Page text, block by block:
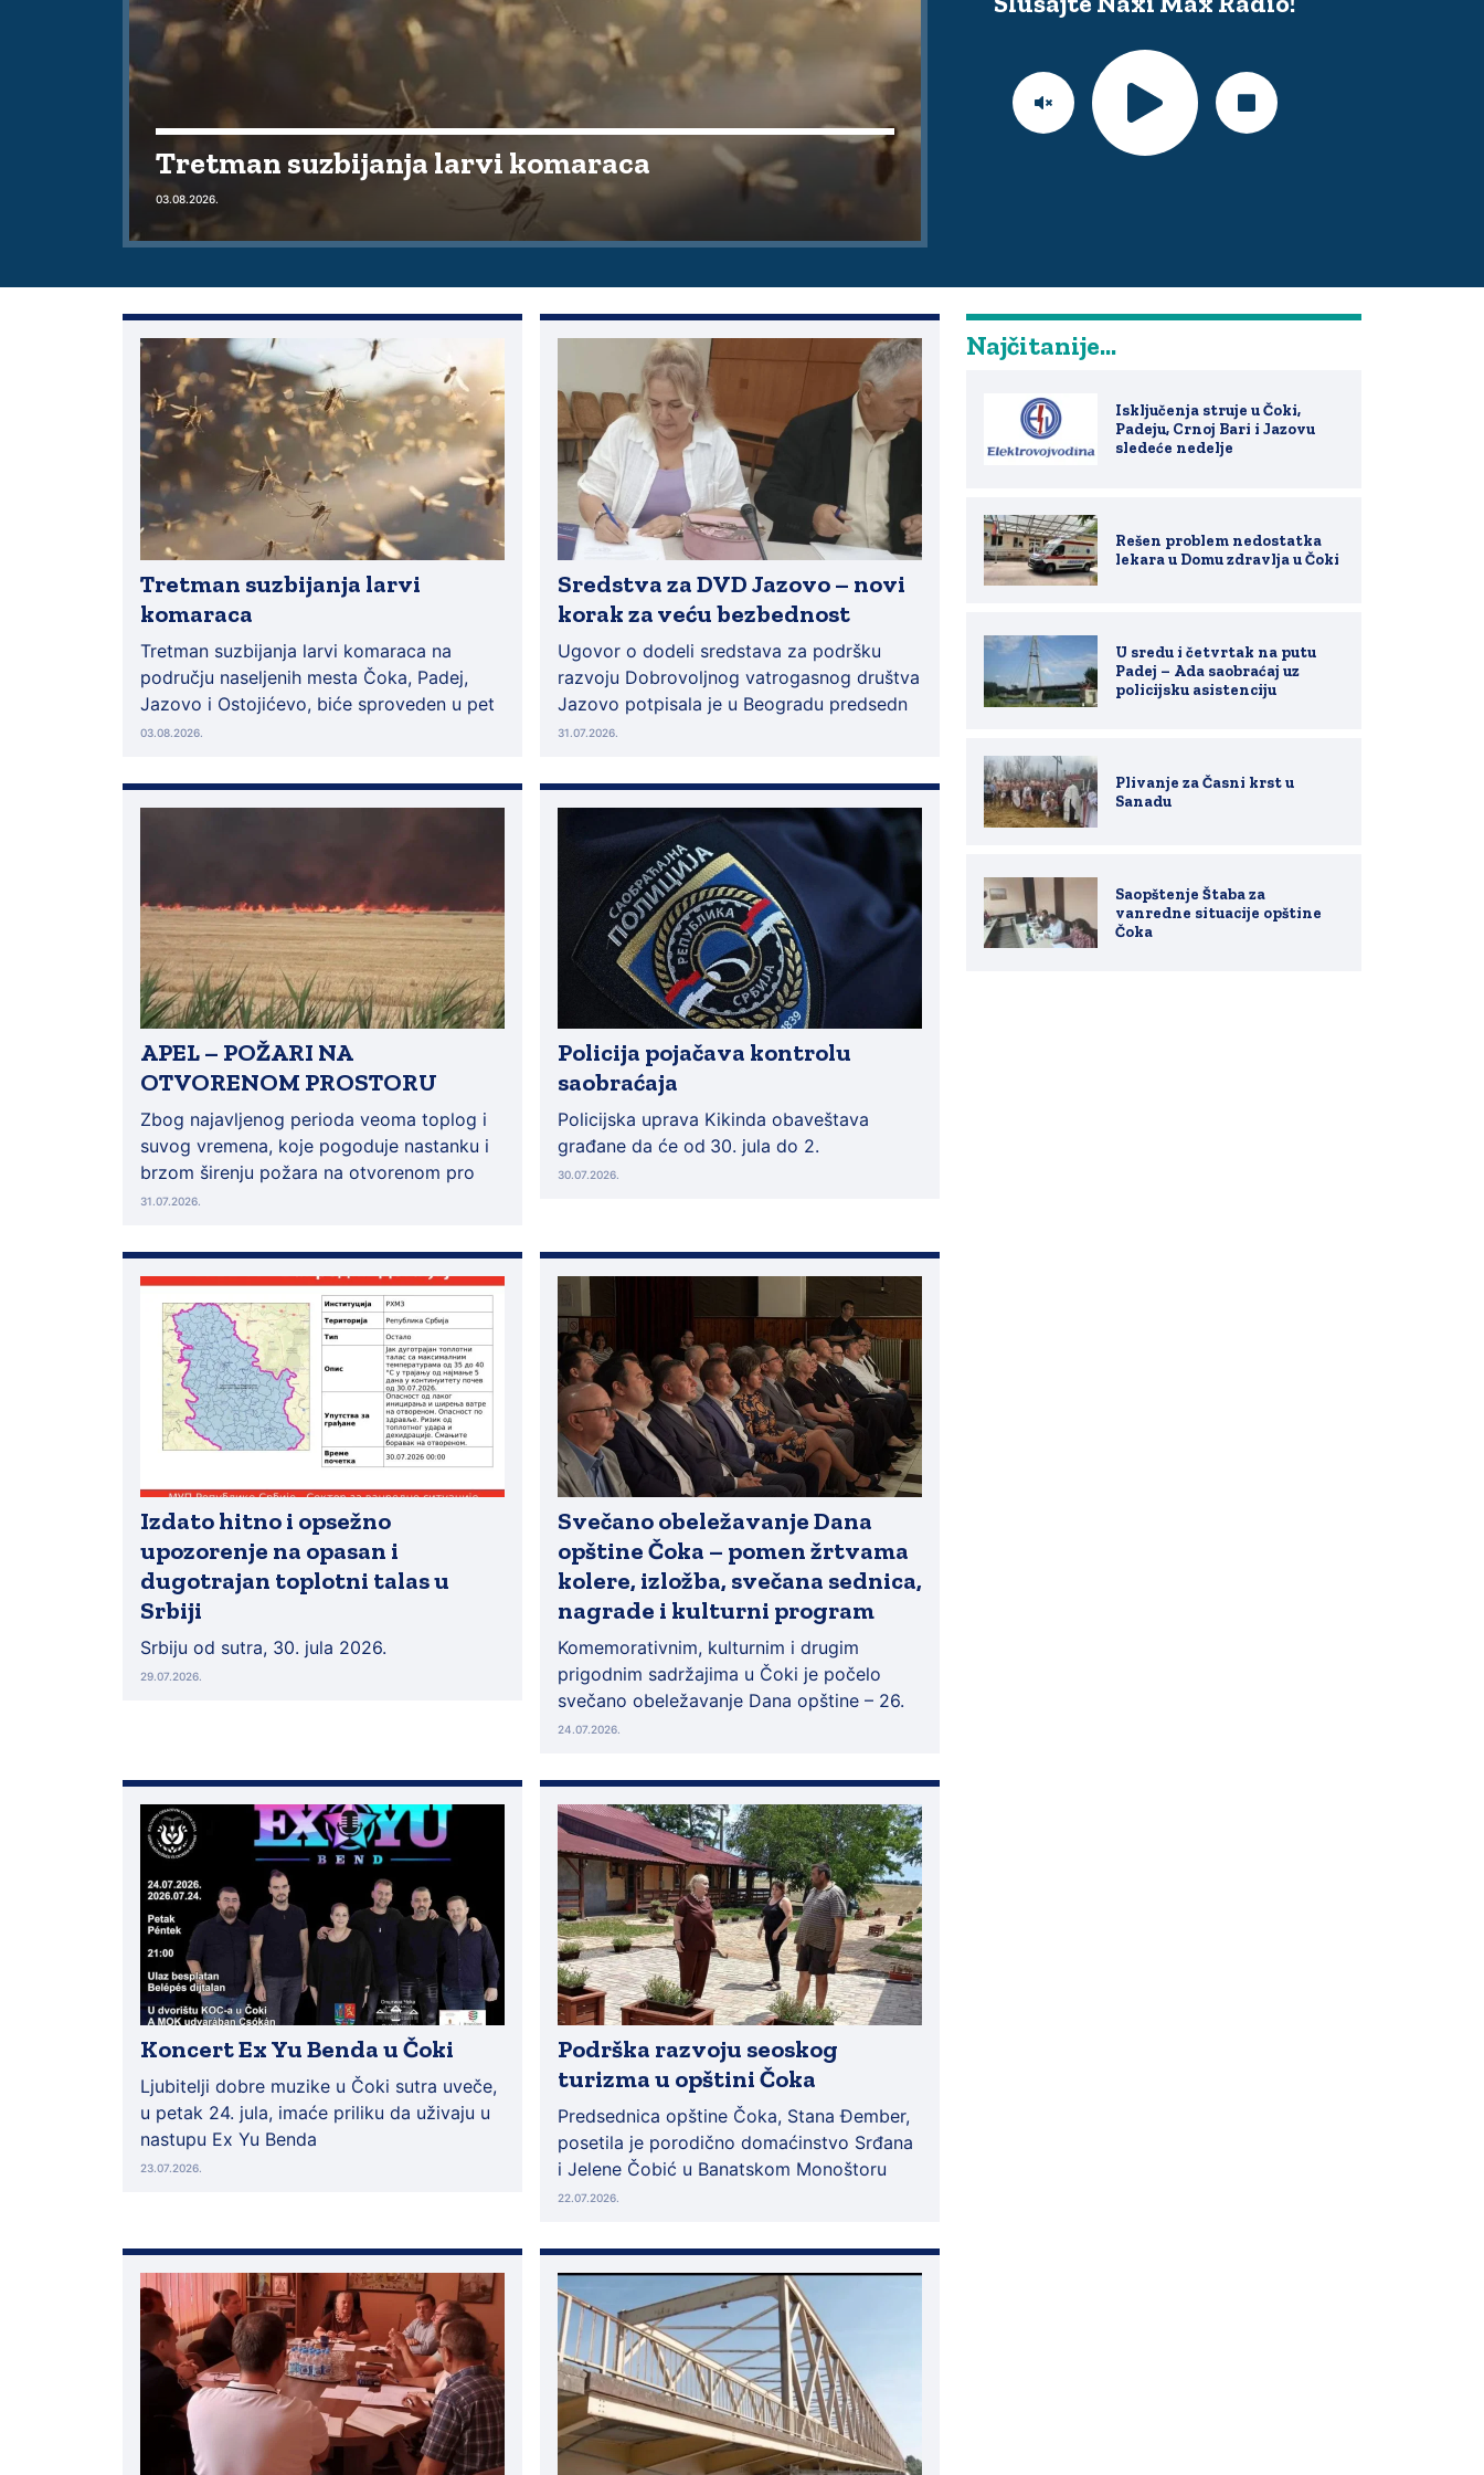
Tretman suzbijanja larvi komaraca
03.08.2026.
Tretman suzbijanja larvi
komaraca
Tretman suzbijanja larvi komaraca na
području naseljenih mesta Čoka, Padej,
Jazovo i Ostojićevo, biće sproveden u pet
03.08.2026.
Sredstva za DVD Jazovo – novi
korak za veću bezbednost
Ugovor o dodeli sredstava za podršku
razvoju Dobrovoljnog vatrogasnog društva
Jazovo potpisala je u Beogradu predsedn
31.07.2026.
APEL – POŽARI NA
OTVORENOM PROSTORU
Zbog najavljenog perioda veoma toplog i
suvog vremena, koje pogoduje nastanku i
brzom širenju požara na otvorenom pro
31.07.2026.
Policija pojačava kontrolu
saobraćaja
Policijska uprava Kikinda obaveštava
građane da će od 30. jula do 2.
30.07.2026.
Izdato hitno i opsežno
upozorenje na opasan i
dugotrajan toplotni talas u
Srbiji
Srbiju od sutra, 30. jula 2026.
29.07.2026.
Svečano obeležavanje Dana
opštine Čoka – pomen žrtvama
kolere, izložba, svečana sednica,
nagrade i kulturni program
Komemorativnim, kulturnim i drugim
prigodnim sadržajima u Čoki je počelo
svečano obeležavanje Dana opštine – 26.
24.07.2026.
Koncert Ex Yu Benda u Čoki
Ljubitelji dobre muzike u Čoki sutra uveče,
u petak 24. jula, imaće priliku da uživaju u
nastupu Ex Yu Benda
23.07.2026.
Podrška razvoju seoskog
turizma u opštini Čoka
Predsednica opštine Čoka, Stana Đember,
posetila je porodično domaćinstvo Srđana
i Jelene Čobić u Banatskom Monoštoru
22.07.2026.
Najčitanije...
Isključenja struje u Čoki,
Padeju, Crnoj Bari i Jazovu
sledeće nedelje
Rešen problem nedostatka
lekara u Domu zdravlja u Čoki
U sredu i četvrtak na putu
Padej – Ada saobraćaj uz
policijsku asistenciju
Plivanje za Časni krst u
Sanadu
Saopštenje Štaba za
vanredne situacije opštine
Čoka